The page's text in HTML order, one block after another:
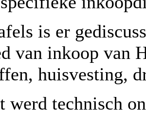
is er
van inkoop van
huisvesting,
werd technisch